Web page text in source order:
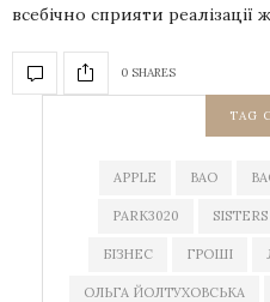
всебічно сприяти
0 SHARES
TAG
APPLE BAO
PARK3020 SISTERS
БІЗНЕС ГРОШІ
ОЛЬГА ЙОЛТУХОВСЬКА